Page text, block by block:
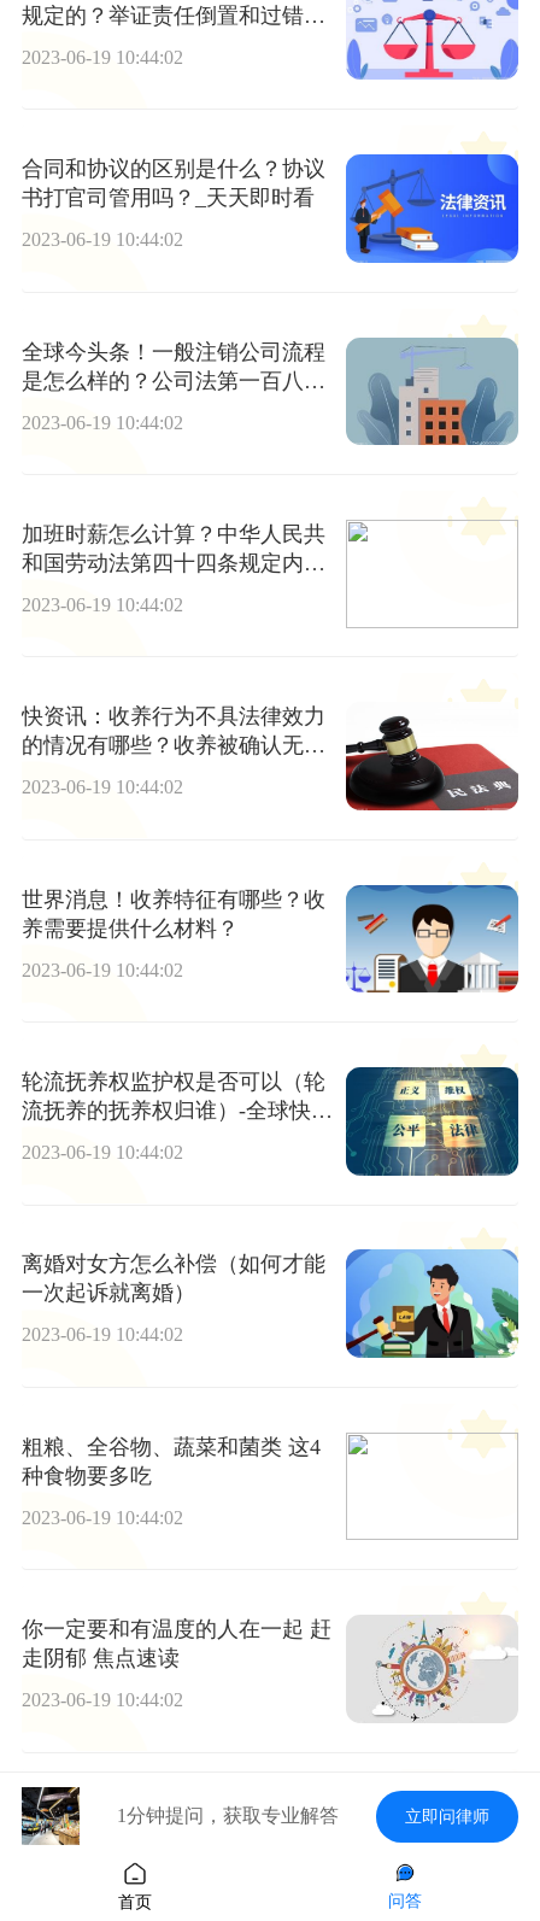
规定的？举证责任倒置和过错推
2023-06-19 10:44:02
合同和协议的区别是什么？协议
书打官司管用吗？_天天即时看
2023-06-19 10:44:02
全球今头条！一般注销公司流程
是怎么样的？公司法第一百八十
2023-06-19 10:44:02
加班时薪怎么计算？中华人民共
和国劳动法第四十四条规定内容
2023-06-19 10:44:02
快资讯：收养行为不具法律效力
的情况有哪些？收养被确认无效
收养关系怎么处理？
2023-06-19 10:44:02
世界消息！收养特征有哪些？收
养需要提供什么材料？
2023-06-19 10:44:02
轮流抚养权监护权是否可以（轮
流抚养的抚养权归谁）-全球快资
讯
2023-06-19 10:44:02
离婚对女方怎么补偿（如何才能
一次起诉就离婚）
2023-06-19 10:44:02
粗粮、全谷物、蔬菜和菌类 这4
种食物要多吃
2023-06-19 10:44:02
你一定要和有温度的人在一起 赶
走阴郁 焦点速读
2023-06-19 10:44:02
唐宪宗之崩是唐朝各派势力斗争
的最终结 当前动态
2023-06-19 10:44:02
1分钟提问，获取专业解答 立即问律师
首页 问答